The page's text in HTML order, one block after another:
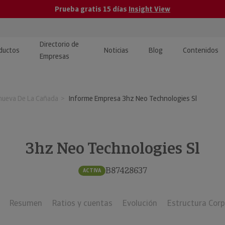
Prueba gratis 15 días Insight View
y ERP
· Recuperación de
Directorio de
Empresas
Noticias Blog Contenidos
y tutoriales
Investigada
De La Cañada Informe Empresa 3hz Neo Technologies Sl
3hz Neo Technologies Sl
ACTIVA B87428637
Resumen Ratios y cuentas Evolución Estructura